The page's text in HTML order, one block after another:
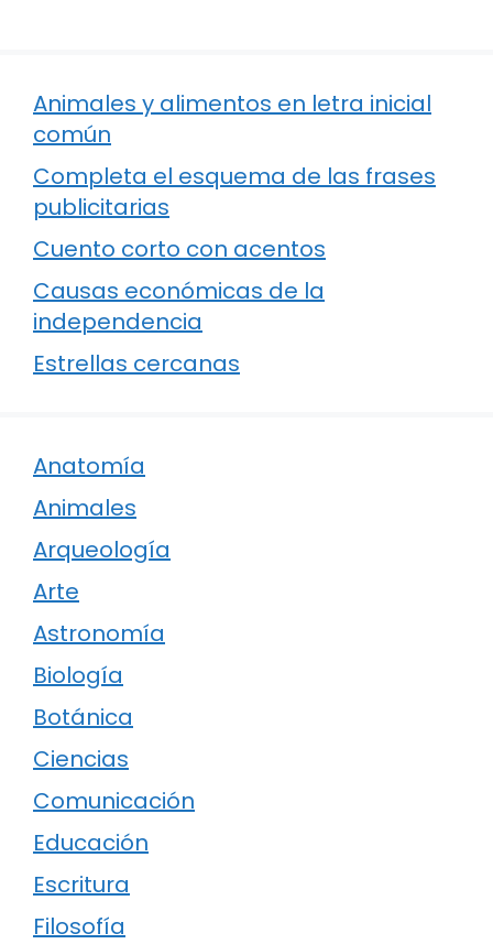
Animales y alimentos en letra inicial
común
Completa el esquema de las frases
publicitarias
Cuento corto con acentos
Causas económicas de la
independencia
Estrellas cercanas
Anatomía
Animales
Arqueología
Arte
Astronomía
Biología
Botánica
Ciencias
Comunicación
Educación
Escritura
Filosofía